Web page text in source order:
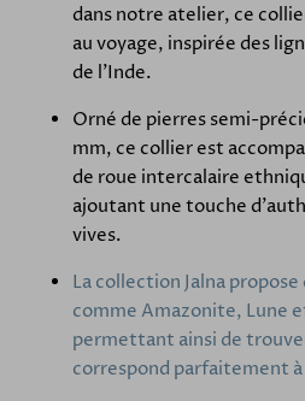
dans notre atelier, ce
au voyage, inspirée des
de l'Inde.
Orné de pierres semi-
mm, ce collier est
de roue intercalaire
ajoutant une touche
vives.
La collection Jalna
comme Amazonite, Lune
permettant ainsi de
correspond parfaitement